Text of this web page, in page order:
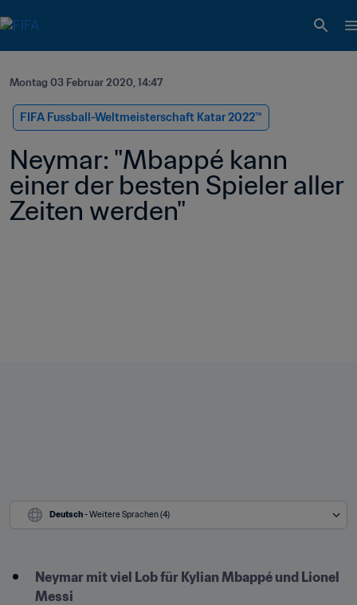
Montag 03 Februar 2020, 14:47
FIFA Fussball-Weltmeisterschaft Katar 2022™
Neymar: "Mbappé kann
einer der besten Spieler aller
Zeiten werden"
Deutsch - Weitere Sprachen (4)
Neymar mit viel Lob für Kylian Mbappé und Lionel
Messi